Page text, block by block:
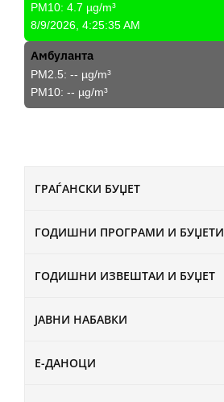
ГРАЃАНСКИ БУЏЕТ
ГОДИШНИ ПРОГРАМИ И БУЏЕТИ
ГОДИШНИ ИЗВЕШТАИ И БУЏЕТ
ЈАВНИ НАБАВКИ
Е-ДАНОЦИ
PM10: 4.7 µg/m³
8/9/2026, 4:25:35 AM
Амбуланта
PM2.5: -- µg/m³
PM10: -- µg/m³